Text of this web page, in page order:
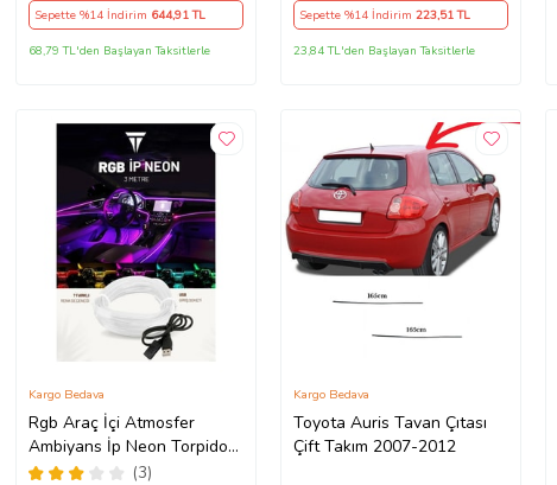
Sepette %14 İndirim 644,91 TL
68,79 TL'den Başlayan Taksitlerle
Sepette %14 İndirim 223,51 TL
23,84 TL'den Başlayan Taksitlerle
Rgb Araç İçi Atmosfer
Ambiyans İp Neon Torpido
Led 3 Metre USB Girişli
(3)
Kargo Bedava
Toyota Auris Tavan Çıtası
Çift Takım 2007-2012
Kargo Bedava